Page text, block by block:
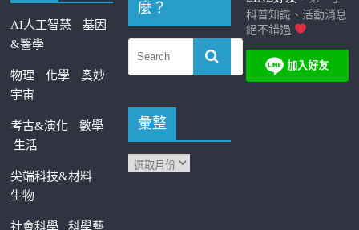
AI人工智慧
基因
&醫學
物理 化學
奧妙
宇宙
考古&演化
數學
生活
尖端科技&材料
生物
社會科學科學藝
麼？
彙整
科普知識、活動消息
絕不錯過